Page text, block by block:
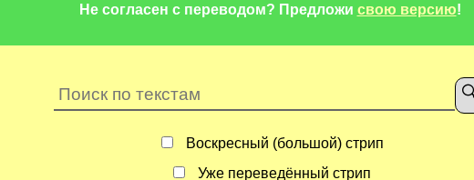
Не согласен с переводом? Предложи свою версию!
Воскресный (большой) стрип
Уже переведённый стрип